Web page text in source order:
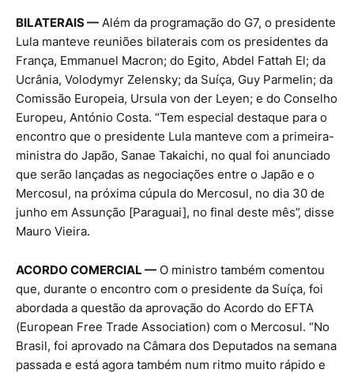
BILATERAIS — Além da programação do G7, o presidente
Lula manteve reuniões bilaterais com os presidentes da
França, Emmanuel Macron; do Egito, Abdel Fattah El; da
Ucrânia, Volodymyr Zelensky; da Suíça, Guy Parmelin; da
Comissão Europeia, Ursula von der Leyen; e do Conselho
Europeu, António Costa. “Tem especial destaque para o
encontro que o presidente Lula manteve com a primeira-
ministra do Japão, Sanae Takaichi, no qual foi anunciado
que serão lançadas as negociações entre o Japão e o
Mercosul, na próxima cúpula do Mercosul, no dia 30 de
junho em Assunção [Paraguai], no final deste mês”, disse
Mauro Vieira.
ACORDO COMERCIAL — O ministro também comentou
que, durante o encontro com o presidente da Suíça, foi
abordada a questão da aprovação do Acordo do EFTA
(European Free Trade Association) com o Mercosul. “No
Brasil, foi aprovado na Câmara dos Deputados na semana
passada e está agora também num ritmo muito rápido e